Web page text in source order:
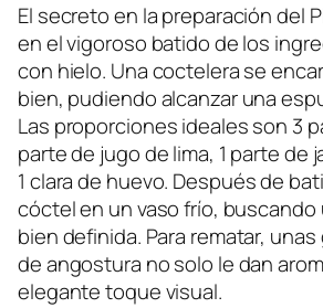
El secreto en la preparación del
en el vigoroso batido de los
con hielo. Una coctelera se
bien, pudiendo alcanzar una
Las proporciones ideales son 3
parte de jugo de lima, 1 parte de
1 clara de huevo. Después de
cóctel en un vaso frío, buscando
bien definida. Para rematar,
de angostura no solo le dan
elegante toque visual.